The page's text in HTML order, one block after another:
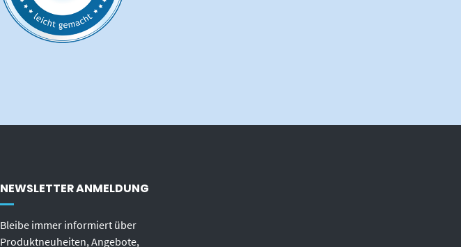
NEWSLETTER ANMELDUNG
Bleibe immer informiert über
Produktneuheiten, Angebote,